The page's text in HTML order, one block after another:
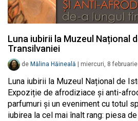
Luna iubirii la Muzeul Național
Transilvaniei
de Mălina Hăineală miercuri, 8
Luna iubirii la Muzeul Național de
Expoziție de afrodiziace și anti-
parfumuri și un eveniment cu totul
iubirea la cel mai înalt rang: piesa de